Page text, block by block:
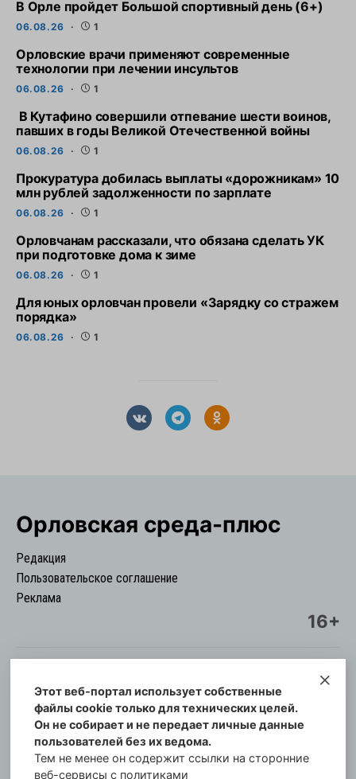
В Орле пройдет Большой спортивный день (6+)
06.08.26 1
Орловские врачи применяют современные
технологии при лечении инсультов
06.08.26 1
В Кутафино совершили отпевание шести воинов,
павших в годы Великой Отечественной войны
06.08.26 1
Прокуратура добилась выплаты «дорожникам» 10
млн рублей задолженности по зарплате
06.08.26 1
Орловчанам рассказали, что обязана сделать УК
при подготовке дома к зиме
06.08.26 1
Для юных орловчан провели «Зарядку со стражем
порядка»
06.08.26 1
Орловская cреда-плюс
Редакция
Пользовательское соглашение
Реклама
16+
© Информационный городской портал
Орловская cреда-плюс, 2021-2026
Свидетельство о регистрации СМИ: ПИ №57-
00254 от 29 октября 2013 г.
Газета зарегистрирована Управлением
Этот веб-портал использует собственные
файлы cookie только для технических целей.
Он не собирает и не передает личные данные
пользователей без их ведома.
Тем не менее он содержит ссылки на сторонние
веб-сервисы с политиками